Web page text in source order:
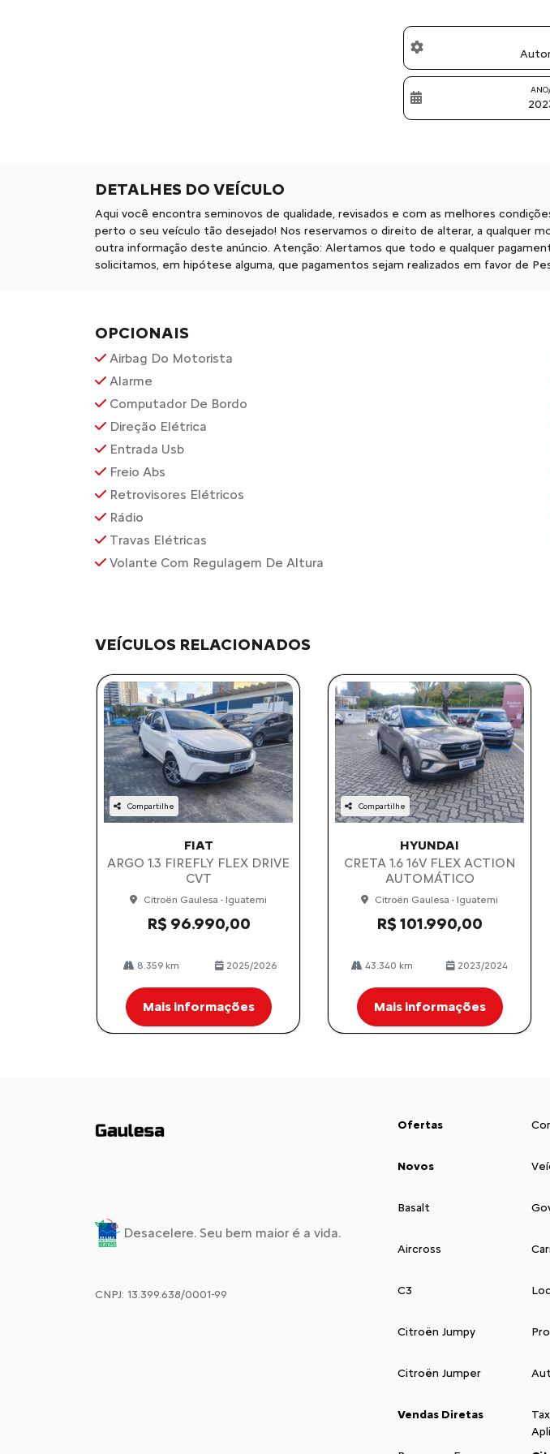
DETALHES DO VEÍCULO
Aqui você encontra seminovos de qualidade, revisados e com as melhores
perto o seu veículo tão desejado! Nos reservamos o direito de alterar, a qualquer
outra informação deste anúncio. Atenção: Alertamos que todo e qualquer
solicitamos, em hipótese alguma, que pagamentos sejam realizados em favor de
OPCIONAIS
Airbag Do Motorista
Alarme
Computador De Bordo
Direção Elétrica
Entrada Usb
Freio Abs
Retrovisores Elétricos
Rádio
Travas Elétricas
Volante Com Regulagem De Altura
VEÍCULOS RELACIONADOS
Compartilhe
FIAT
ARGO 1.3 FIREFLY FLEX DRIVE
CVT
Citroën Gaulesa - Iguatemi
R$ 96.990,00
8.359 km 2025/2026
Mais informações
Compartilhe
HYUNDAI
CRETA 1.6 16V FLEX ACTION
AUTOMÁTICO
Citroën Gaulesa - Iguatemi
R$ 101.990,00
43.340 km 2023/2024
Mais informações
Desacelere. Seu bem maior é a vida.
CNPJ: 13.399.638/0001-99
Ofertas
Novos
Basalt
Aircross
C3
Citroën Jumpy
Citroën Jumper
Vendas Diretas